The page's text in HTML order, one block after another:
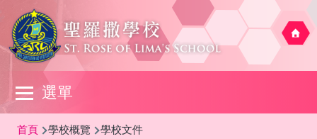
移至主內容
選單
Main
navigation
導
首頁 學校概覽 學校文件